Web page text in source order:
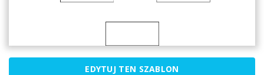
EDYTUJ TEN SZABLON